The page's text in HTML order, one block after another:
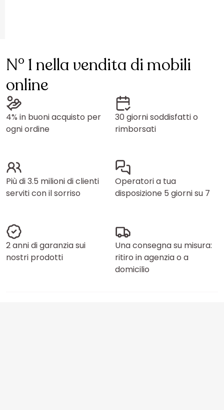
N° 1 nella vendita di mobili
online
4% in buoni acquisto per
ogni ordine
30 giorni soddisfatti o
rimborsati
Più di 3.5 milioni di clienti
serviti con il sorriso
Operatori a tua
disposizione 5 giorni su 7
2 anni di garanzia sui
nostri prodotti
Una consegna su misura:
ritiro in agenzia o a
domicilio